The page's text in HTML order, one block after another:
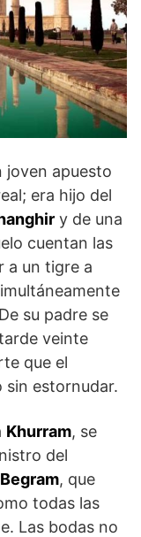
joven apuesto
era hijo del
y de una
cuentan las
a un tigre a
su padre se
veinte
que el
sin estornudar.
Khurram, se
del
, que
todas las
Las bodas no